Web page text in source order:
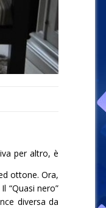
per altro, è
ottone. Ora,
“Quasi nero”
diversa da